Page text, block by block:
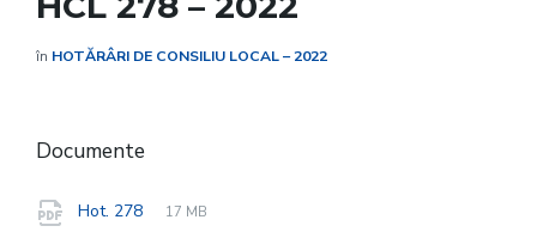
în HOTĂRÂRI DE CONSILIU LOCAL – 2022
Documente
Hot. 278
File
pdf
File
17 MB